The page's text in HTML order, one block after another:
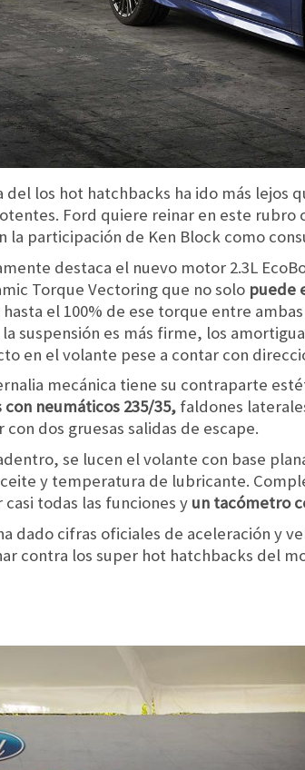
del los hot hatchbacks ha ido más
Ford quiere reinar en este rubro
la participación de Ken Block como
destaca el nuevo motor 2.3L
Torque Vectoring que no solo puede
hasta el 100% de ese torque entre
suspensión es más firme, los
en el volante pese a contar con
mecánica tiene su contraparte
con neumáticos 235/35, faldones
dos gruesas salidas de escape.
se lucen el volante con base
y temperatura de lubricante.
todas las funciones y un tacómetro
dado cifras oficiales de aceleración y
contra los super hot hatchbacks del